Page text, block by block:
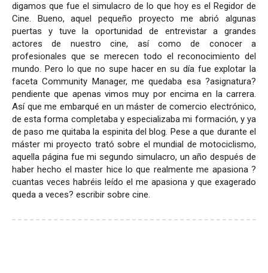
digamos que fue el simulacro de lo que hoy es el Regidor de
Cine. Bueno, aquel pequeño proyecto me abrió algunas
puertas y tuve la oportunidad de entrevistar a grandes
actores de nuestro cine, así como de conocer a
profesionales que se merecen todo el reconocimiento del
mundo. Pero lo que no supe hacer en su día fue explotar la
faceta Community Manager, me quedaba esa ?asignatura?
pendiente que apenas vimos muy por encima en la carrera.
Así que me embarqué en un máster de comercio electrónico,
de esta forma completaba y especializaba mi formación, y ya
de paso me quitaba la espinita del blog. Pese a que durante el
máster mi proyecto trató sobre el mundial de motociclismo,
aquella página fue mi segundo simulacro, un año después de
haber hecho el master hice lo que realmente me apasiona ?
cuantas veces habréis leído el me apasiona y que exagerado
queda a veces? escribir sobre cine.